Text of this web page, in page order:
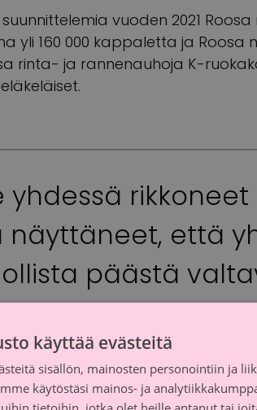
vuoden 2021
yli 160 000 kappaletta ja Roosa
rinta- ja rannenauhoja K-
yhdessä
näyttäneet, että
päästä
tulokseen.”
käyttää evästeitä
sisällön, mainosten personointiin ja
käytöstäsi mainos- ja